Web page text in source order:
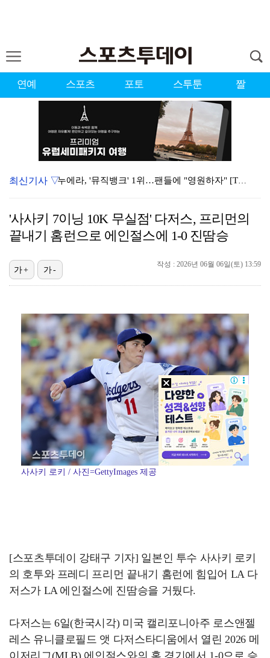
연예 스포츠 포토 스투툰 짤
누에라, '뮤직뱅크' 1위…팬들에 "영원하자" [TV캡…
대한축구협회의 '심판 성접대'…최악의 경우 런던 올림픽…
진세연, 전속계약 종료…FA 시장 나왔다 [공식]
대놓고 '심판 마사지'로 결재 받기도…최종 결재권자는 …
외신까지 퍼지고 있는 축구협회 성접대 논란…2002 한…
'오징어 게임' 미국판 스핀오프, 제작 무산설 "넷플릭…
[ST포토] 정지효, 반가운 손인사
최신기사 ▽
'사사키 7이닝 10K 무실점' 다저스, 프리먼의
끝내기 홈런으로 에인절스에 1-0 진땀승
작성 : 2026년 06월 06일(토) 13:59
가+ 가-
사사키 로키 / 사진=GettyImages 제공
[스포츠투데이 강태구 기자] 일본인 투수 사사키 로키
의 호투와 프레디 프리먼 끝내기 홈런에 힘입어 LA 다
저스가 LA 에인절스에 진땀승을 거뒀다.
다저스는 6일(한국시각) 미국 캘리포니아주 로스앤젤
레스 유니클로필드 앳 다저스타디움에서 열린 2026 메
이저리그(MLB) 에인절스와의 홈 경기에서 1-0으로 승